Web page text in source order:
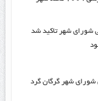
شورای شهر تاکید شد
شهر گرگان گرد